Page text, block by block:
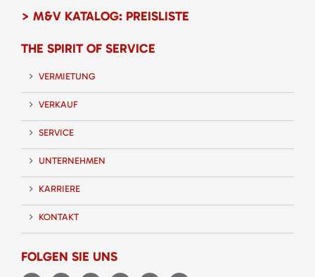
> M&V KATALOG: PREISLISTE
THE SPIRIT OF SERVICE
VERMIETUNG
VERKAUF
SERVICE
UNTERNEHMEN
KARRIERE
KONTAKT
FOLGEN SIE UNS